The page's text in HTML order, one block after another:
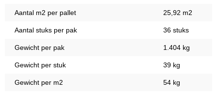
Aantal m2 per pallet 25,92 m2
Aantal stuks per pak 36 stuks
Gewicht per pak 1.404 kg
Gewicht per stuk 39 kg
Gewicht per m2 54 kg